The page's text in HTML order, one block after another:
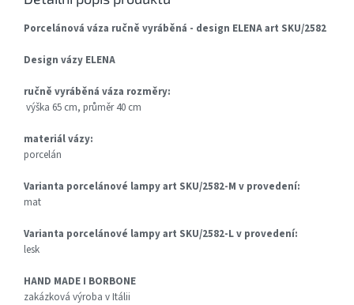
Porcelánová váza ručně vyráběná - design ELENA art SKU/2582
Design vázy ELENA
ručně vyráběná váza rozměry:
výška 65 cm, průměr 40 cm
materiál vázy:
porcelán
Varianta porcelánové lampy art SKU/2582-M v provedení:
mat
Varianta porcelánové lampy art SKU/2582-L v provedení:
lesk
HAND MADE I BORBONE
zakázková výroba v Itálii